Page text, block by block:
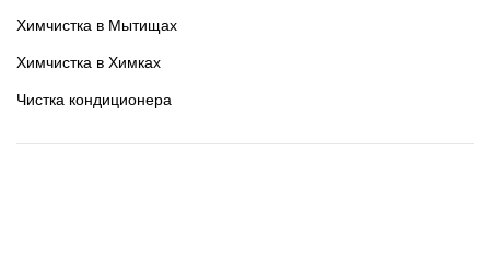
Химчистка в Мытищах
Химчистка в Химках
Чистка кондиционера